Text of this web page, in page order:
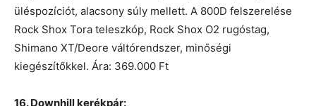
üléspozíciót, alacsony súly mellett. A 800D felszerelése
Rock Shox Tora teleszkóp, Rock Shox O2 rugóstag,
Shimano XT/Deore váltórendszer, minőségi
kiegészítőkkel. Ára: 369.000 Ft
16. Downhill kerékpár: